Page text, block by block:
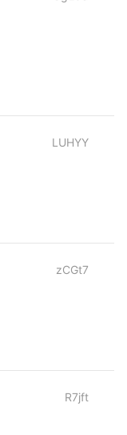
LUHYY
zCGt7
R7jft